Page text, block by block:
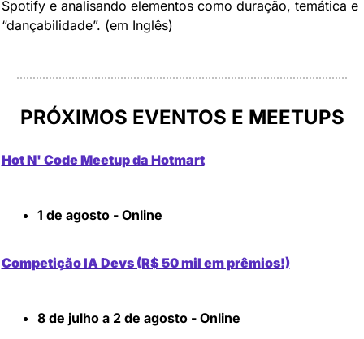
Spotify e analisando elementos como duração, temática e
“dançabilidade”. (em Inglês)
PRÓXIMOS EVENTOS E MEETUPS
Hot N' Code Meetup da Hotmart
1 de agosto - Online
Competição IA Devs (R$ 50 mil em prêmios!)
8 de julho a 2 de agosto - Online